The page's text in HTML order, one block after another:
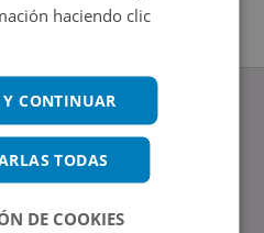
Skylight
14-16, 28050, Madrid
haciendo clic
Y CONTINUAR
TODAS
DE COOKIES